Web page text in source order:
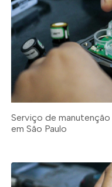
Serviço de
em São Paulo